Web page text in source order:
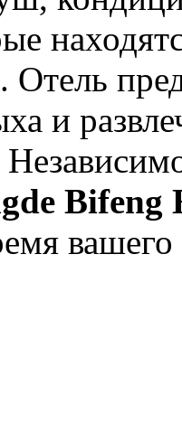
Отель
и
Bifeng